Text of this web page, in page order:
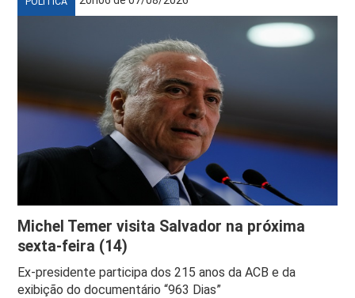
Michel Temer visita Salvador na próxima
sexta-feira (14)
Ex-presidente participa dos 215 anos da ACB e da
exibição do documentário “963 Dias”